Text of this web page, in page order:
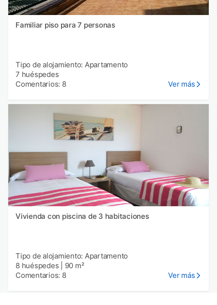
Familiar piso para 7 personas
Tipo de alojamiento: Apartamento
7 huéspedes
Comentarios: 8
Ver más
Vivienda con piscina de 3 habitaciones
Tipo de alojamiento: Apartamento
8 huéspedes
90 m²
Comentarios: 8
Ver más